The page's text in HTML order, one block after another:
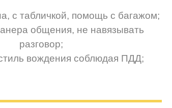
с табличкой, помощь с багажом;
общения, не навязывать
разговор;
вождения соблюдая ПДД;